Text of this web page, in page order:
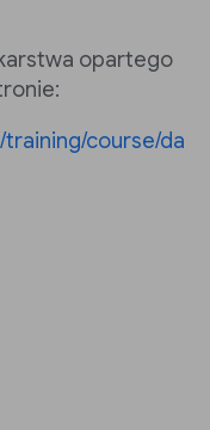
opartego
course/da